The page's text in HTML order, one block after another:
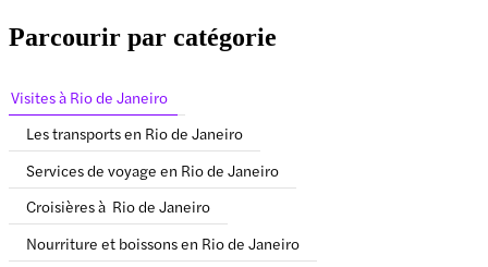
Parcourir par catégorie
Visites à Rio de Janeiro
Les transports en Rio de Janeiro
Services de voyage en Rio de Janeiro
Croisières à Rio de Janeiro
Nourriture et boissons en Rio de Janeiro